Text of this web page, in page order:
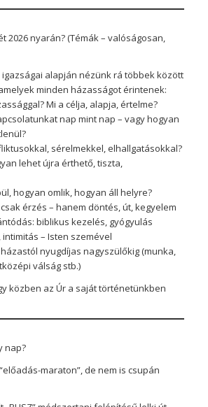
2026 nyarán? (Témák – valóságosan,
igazságai alapján nézünk rá többek között
minden házasságot érintenek:
Mi a célja, alapja, értelme?
nap mint nap – vagy hogyan
sérelmekkel, elhallgatásokkal?
lehet újra érthető, tiszta,
hogyan omlik, hogyan áll helyre?
érzés – hanem döntés, út, kegyelem
biblikus kezelés, gyógyulás
– Isten szemével
nyugdíjas nagyszülőkig (munka,
válság stb.)
közben az Úr a saját történetünkben
nap?
maraton”, de nem is csupán